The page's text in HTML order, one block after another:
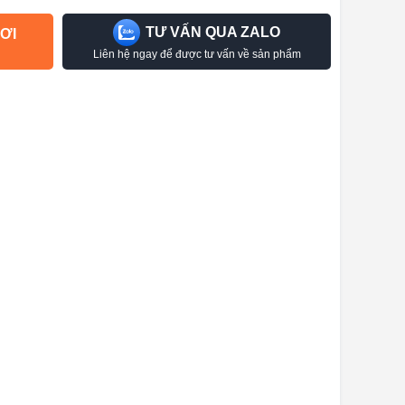
TƯ VẤN QUA ZALO
Liên hệ ngay để được tư vấn về sản phẩm